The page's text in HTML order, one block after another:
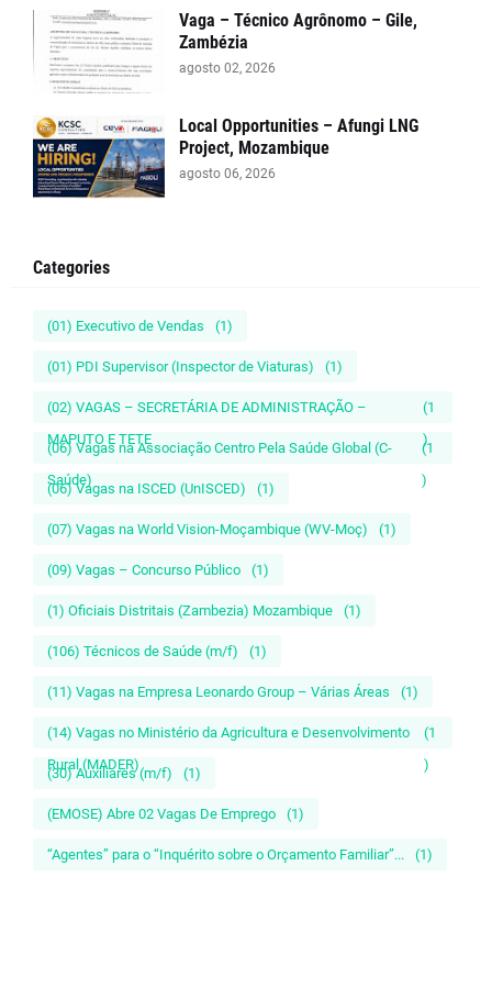
Vaga – Técnico Agrônomo – Gile,
Zambézia
agosto 02, 2026
Local Opportunities – Afungi LNG
Project, Mozambique
agosto 06, 2026
Categories
(01) Executivo de Vendas (1)
(01) PDI Supervisor (Inspector de Viaturas) (1)
(02) VAGAS – SECRETÁRIA DE ADMINISTRAÇÃO –
MAPUTO E TETE
(1
)
(06) Vagas na Associação Centro Pela Saúde Global (C-
Saúde)
(1
)
(06) Vagas na ISCED (UnISCED) (1)
(07) Vagas na World Vision-Moçambique (WV-Moç) (1)
(09) Vagas – Concurso Público (1)
(1) Oficiais Distritais (Zambezia) Mozambique (1)
(106) Técnicos de Saúde (m/f) (1)
(11) Vagas na Empresa Leonardo Group – Várias Áreas (1)
(14) Vagas no Ministério da Agricultura e Desenvolvimento
Rural (MADER)
(1
)
(30) Auxiliares (m/f) (1)
(EMOSE) Abre 02 Vagas De Emprego (1)
“Agentes” para o “Inquérito sobre o Orçamento Familiar”... (1)